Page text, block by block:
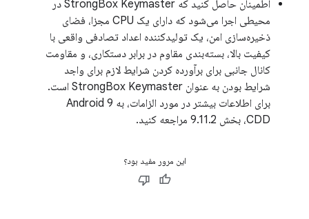
اطمینان حاصل کنید که StrongBox Keymaster در
محیطی اجرا می‌شود که دارای یک CPU مجزا، فضای
ذخیره‌سازی امن، یک تولیدکننده اعداد تصادفی واقعی با
کیفیت بالا، بسته‌بندی مقاوم در برابر دستکاری، و مقاومت
کانال جانبی برای برآورده کردن شرایط لازم برای واجد
شرایط بودن به عنوان StrongBox Keymaster است.
برای اطلاعات بیشتر در مورد الزامات، به Android 9
CDD، بخش 9.11.2 مراجعه کنید.
این مرور مفید بود؟